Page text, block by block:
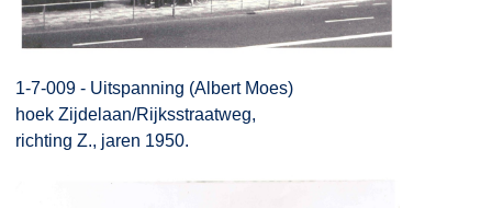
1-7-009 - Uitspanning (Albert Moes)
hoek Zijdelaan/Rijksstraatweg,
richting Z., jaren 1950.